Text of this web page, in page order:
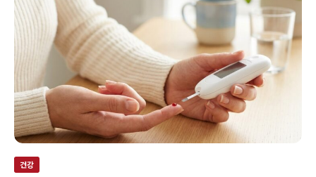
건강